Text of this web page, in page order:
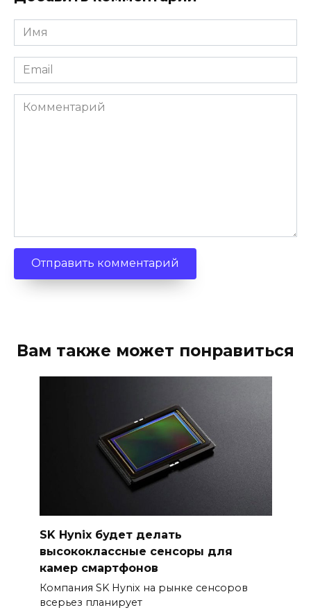
Имя
*
Email
*
Комментарий
Вам также может понравиться
SK Hynix будет делать
высококлассные сенсоры для
камер смартфонов
Компания SK Hynix на рынке сенсоров
всерьез планирует